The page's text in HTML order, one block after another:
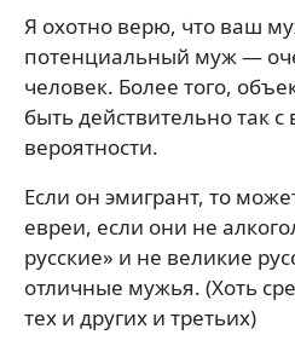
Я охотно верю, что ваш
потенциальный муж —
человек. Более того,
быть действительно так
вероятности.
Если он эмигрант, то
евреи, если они не
русские» и не великие
отличные мужья. (Хоть
тех и других и третьих)